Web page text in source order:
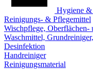
Hygiene
Reinigungs- & Pflegemittel
Wischpflege, Oberflächen-
Waschmittel,
Desinfektion
Handreiniger
Reinigungsmaterial